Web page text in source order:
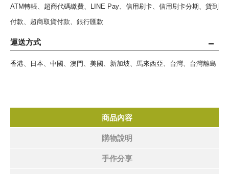
ATM轉帳、超商代碼繳費、LINE Pay、信用刷卡、信用刷卡分期、貨到
付款、超商取貨付款、銀行匯款
運送方式
香港、日本、中國、澳門、美國、新加坡、馬來西亞、台灣、台灣離島
商品內容
購物說明
手作分享